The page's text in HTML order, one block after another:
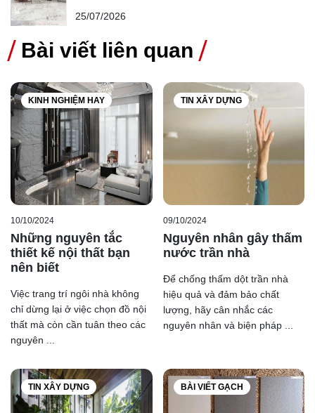
25/07/2026
Bài viết liên quan
KINH NGHIỆM HAY
10/10/2024
Những nguyên tắc
thiết kế nội thất bạn
nên biết
Việc trang trí ngôi nhà không
chỉ dừng lại ở việc chọn đồ nội
thất mà còn cần tuân theo các
nguyên ...
TIN XÂY DỰNG
09/10/2024
Nguyên nhân gây thấm
nước trần nhà
Để chống thấm dột trần nhà
hiệu quả và đảm bảo chất
lượng, hãy cân nhắc các
nguyên nhân và biện pháp ...
TIN XÂY DỰNG BÀI VIẾT GẠCH